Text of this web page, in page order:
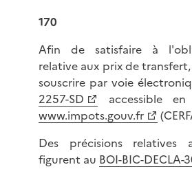
170
Afin de satisfaire à
relative aux prix de
souscrire par voie
2257-SD
accessible
www.impots.gouv.fr
Des précisions relatives
figurent au BOI-BIC-DECLA-